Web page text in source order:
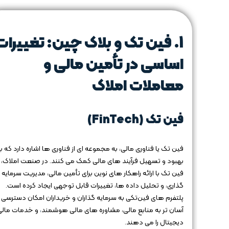
1. فین‌ تک و بلاک‌ چین:
اساسی در تأمین مالی و
معاملات املاک
فین‌ تک (FinTech)
فین‌ تک یا فناوری مالی، به مجموعه‌ ای از فناوری‌ ها اشاره دارد که
بهبود و تسهیل فرآیند های مالی کمک می‌ کنند. در صنعت املاک،
فین‌ تک با ارائه راهکار های نوین برای تأمین مالی، مدیریت سرمایه‌
گذاری، و تحلیل داده‌ ها، تغییرات قابل توجهی ایجاد کرده است.
پلتفرم‌ های فین‌تکی به سرمایه‌ گذاران و خریداران امکان دسترسی
آسان‌ تر به منابع مالی، مشاوره‌ های مالی هوشمند، و خدمات
دیجیتال را می‌ دهند.